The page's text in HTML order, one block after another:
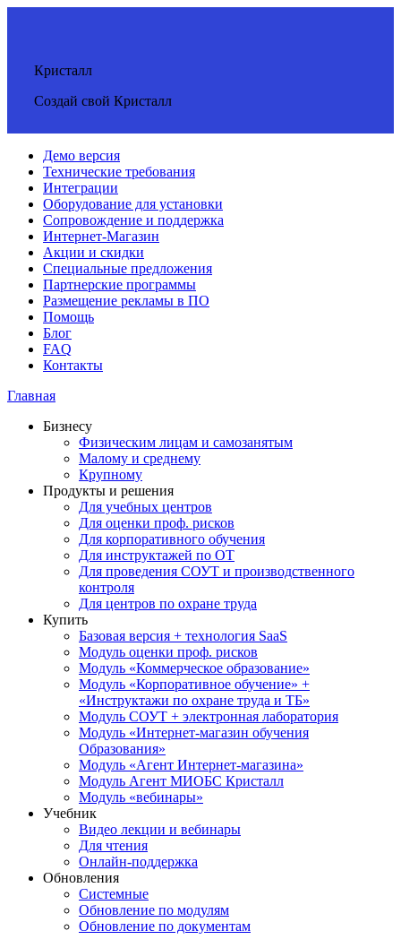
Кристалл
Создай свой Кристалл
Демо версия
Технические требования
Интеграции
Оборудование для установки
Сопровождение и поддержка
Интернет-Магазин
Акции и скидки
Специальные предложения
Партнерские программы
Размещение рекламы в ПО
Помощь
Блог
FAQ
Контакты
Главная
Бизнесу
Физическим лицам и самозанятым
Малому и среднему
Крупному
Продукты и решения
Для учебных центров
Для оценки проф. рисков
Для корпоративного обучения
Для инструктажей по ОТ
Для проведения СОУТ и производственного
контроля
Для центров по охране труда
Купить
Базовая версия + технология SaaS
Модуль оценки проф. рисков
Модуль «Коммерческое образование»
Модуль «Корпоративное обучение» +
«Инструктажи по охране труда и ТБ»
Модуль СОУТ + электронная лаборатория
Модуль «Интернет-магазин обучения
Образования»
Модуль «Агент Интернет-магазина»
Модуль Агент МИОБС Кристалл
Модуль «вебинары»
Учебник
Видео лекции и вебинары
Для чтения
Онлайн-поддержка
Обновления
Системные
Обновление по модулям
Обновление по документам